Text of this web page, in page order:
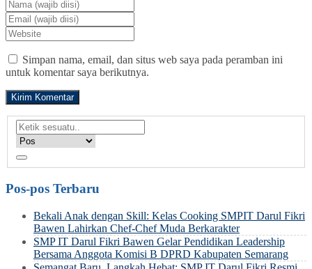
Simpan nama, email, dan situs web saya pada peramban ini
untuk komentar saya berikutnya.
Pos-pos Terbaru
Bekali Anak dengan Skill: Kelas Cooking SMPIT Darul Fikri
Bawen Lahirkan Chef-Chef Muda Berkarakter
SMP IT Darul Fikri Bawen Gelar Pendidikan Leadership
Bersama Anggota Komisi B DPRD Kabupaten Semarang